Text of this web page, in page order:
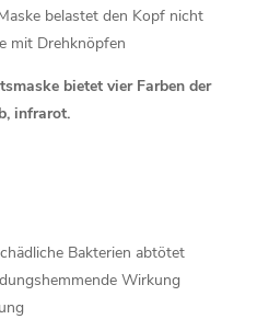
belastet den Kopf nicht
mit Drehknöpfen
bietet vier Farben der
infrarot.
Bakterien abtötet
Wirkung